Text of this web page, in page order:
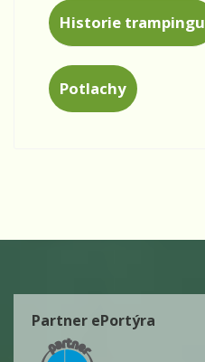
Historie trampingu
Potlachy
Partner ePortýra